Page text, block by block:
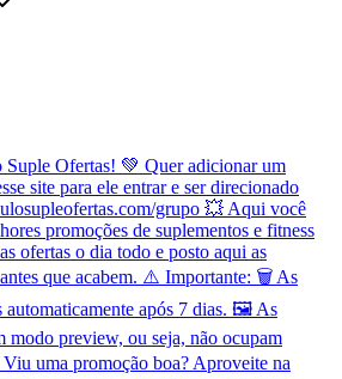
Ofertas! 💚 Quer adicionar um
site para ele entrar e ser direcionado
grupo 💥 Aqui você
promoções de suplementos e fitness
ofertas o dia todo e posto aqui as
que acabem. ⚠️ Importante: 🗑️ As
automaticamente após 7 dias. 🖼️ As
modo preview, ou seja, não ocupam
Viu uma promoção boa? Aproveite na